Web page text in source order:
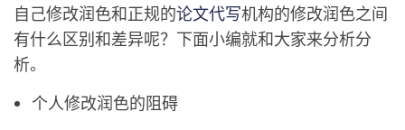
自己修改润色和正规的论文代写机构的修改润色之间
有什么区别和差异呢？下面小编就和大家来分析分
析。
个人修改润色的阻碍